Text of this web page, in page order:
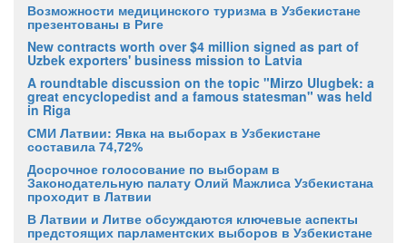
Возможности медицинского туризма в Узбекистане
презентованы в Риге
New contracts worth over $4 million signed as part of
Uzbek exporters' business mission to Latvia
A roundtable discussion on the topic "Mirzo Ulugbek: a
great encyclopedist and a famous statesman" was held
in Riga
СМИ Латвии: Явка на выборах в Узбекистане
составила 74,72%
Досрочное голосование по выборам в
Законодательную палату Олий Мажлиса Узбекистана
проходит в Латвии
В Латвии и Литве обсуждаются ключевые аспекты
предстоящих парламентских выборов в Узбекистане